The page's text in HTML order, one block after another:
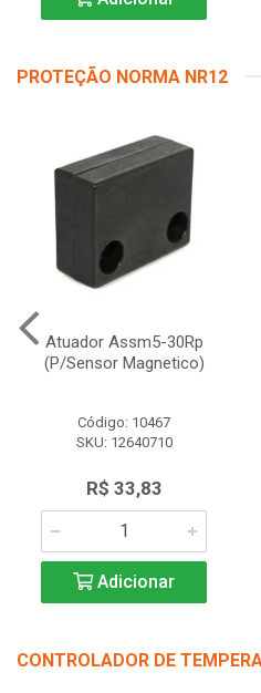
PROTEÇÃO NORMA NR12
Atuador Assm5-30Rp
(P/Sensor Magnetico)
Código: 10467
SKU: 12640710
R$ 33,83
Adicionar
CONTROLADOR DE